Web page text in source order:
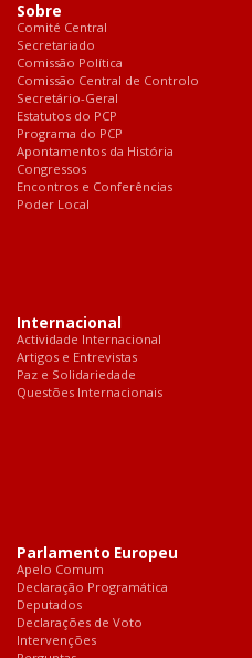
Sobre
Comité Central
Secretariado
Comissão Política
Comissão Central de Controlo
Secretário-Geral
Estatutos do PCP
Programa do PCP
Apontamentos da História
Congressos
Encontros e Conferências
Poder Local
Internacional
Actividade Internacional
Artigos e Entrevistas
Paz e Solidariedade
Questões Internacionais
Parlamento Europeu
Apelo Comum
Declaração Programática
Deputados
Declarações de Voto
Intervenções